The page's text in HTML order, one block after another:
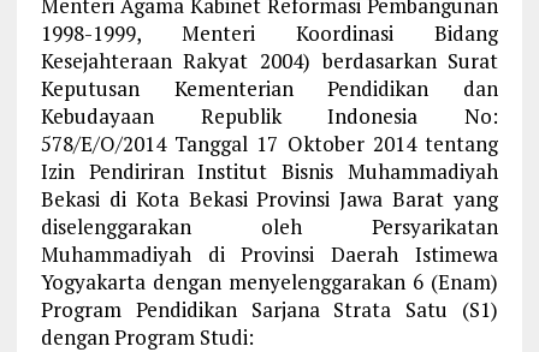
1998-1999, Menteri Koordinasi Bidang
Kesejahteraan Rakyat 2004) berdasarkan Surat
Keputusan Kementerian Pendidikan dan
Kebudayaan Republik Indonesia No:
578/E/O/2014 Tanggal 17 Oktober 2014 tentang
Izin Pendiriran Institut Bisnis Muhammadiyah
Bekasi di Kota Bekasi Provinsi Jawa Barat yang
diselenggarakan oleh Persyarikatan
Muhammadiyah di Provinsi Daerah Istimewa
Yogyakarta dengan menyelenggarakan 6 (Enam)
Program Pendidikan Sarjana Strata Satu (S1)
dengan Program Studi: